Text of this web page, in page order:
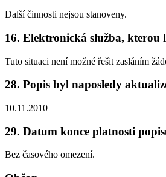
Další činnosti nejsou stanoveny.
16. Elektronická služba, kterou
Tuto situaci není možné řešit zasláním
28. Popis byl naposledy
10.11.2010
29. Datum konce platnosti
Bez časového omezení.